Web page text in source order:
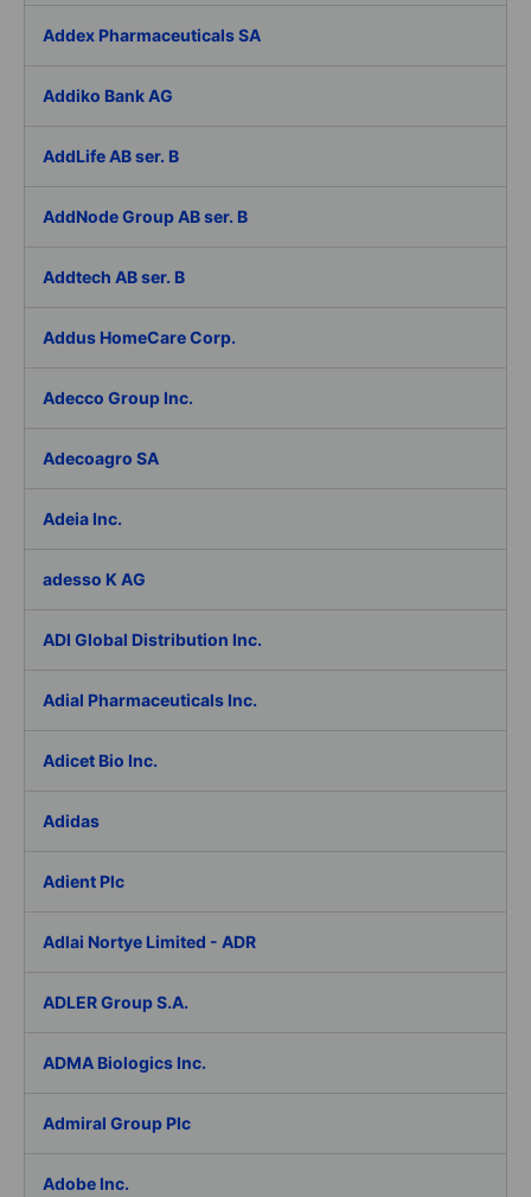
Addex Pharmaceuticals SA
Addiko Bank AG
AddLife AB ser. B
AddNode Group AB ser. B
Addtech AB ser. B
Addus HomeCare Corp.
Adecco Group Inc.
Adecoagro SA
Adeia Inc.
adesso K AG
ADI Global Distribution Inc.
Adial Pharmaceuticals Inc.
Adicet Bio Inc.
Adidas
Adient Plc
Adlai Nortye Limited - ADR
ADLER Group S.A.
ADMA Biologics Inc.
Admiral Group Plc
Adobe Inc.